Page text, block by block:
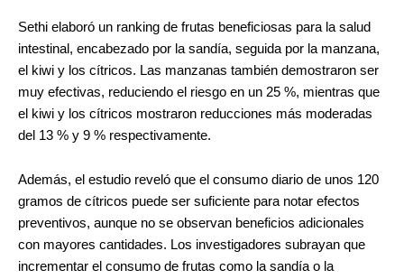
Sethi elaboró un ranking de frutas beneficiosas para la salud
intestinal, encabezado por la sandía, seguida por la manzana,
el kiwi y los cítricos. Las manzanas también demostraron ser
muy efectivas, reduciendo el riesgo en un 25 %, mientras que
el kiwi y los cítricos mostraron reducciones más moderadas
del 13 % y 9 % respectivamente.
Además, el estudio reveló que el consumo diario de unos 120
gramos de cítricos puede ser suficiente para notar efectos
preventivos, aunque no se observan beneficios adicionales
con mayores cantidades. Los investigadores subrayan que
incrementar el consumo de frutas como la sandía o la